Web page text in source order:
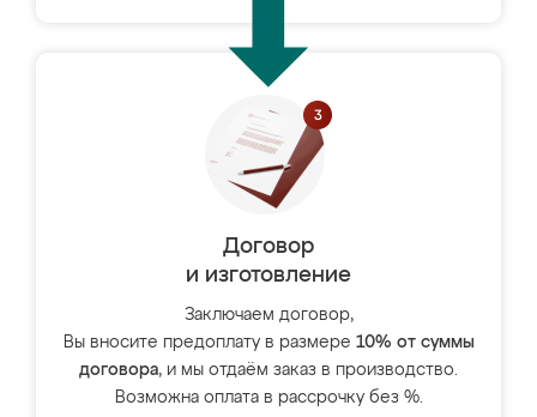
Договор
и изготовление
Заключаем договор,
Вы вносите предоплату в размере 10% от суммы
договора, и мы отдаём заказ в производство.
Возможна оплата в рассрочку без %.